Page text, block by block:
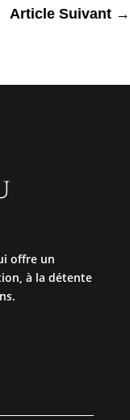
Article Suivant →
offre un
à la détente